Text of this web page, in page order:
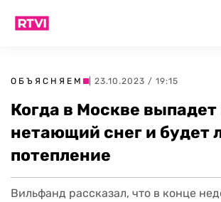
ОБЪЯСНЯЕМ | 23.10.2023 / 19:15
Когда в Москве
нетающий снег и будет
потепление
Вильфанд рассказал, что в конце